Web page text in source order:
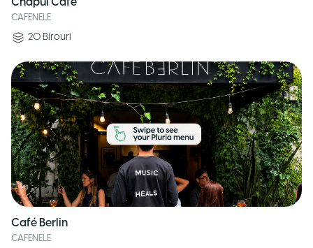
Chapul Café
CAFENELE
20 Birouri
Café Berlin
CAFENELE